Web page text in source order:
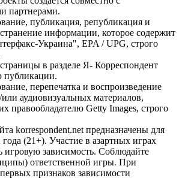
партнерами.
публикация, републикация и
информации, которое содержит
Украина", EPA / UPG, строго
в разделе Я- Корреспондент
публикации.
перепечатка и воспроизведение
аудиовизуальных материалов,
правообладателю Getty Images, строго
korrespondent.net предназначены для
(21+). Участие в азартных играх
игровую зависимость. Соблюдайте
ответственной игры. При
признаков зависимости